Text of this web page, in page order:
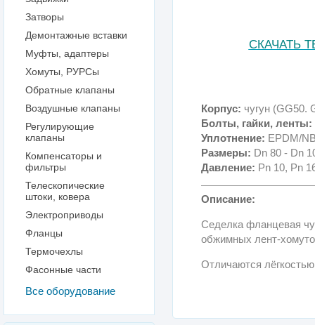
Затворы
Демонтажные вставки
Муфты, адаптеры
Хомуты, РУРСы
Обратные клапаны
Воздушные клапаны
Регулирующие
клапаны
Компенсаторы и
фильтры
Телескопические
штоки, ковера
Электроприводы
Фланцы
Термочехлы
Фасонные части
Все оборудование
СКАЧАТЬ
Корпус: чугун (GG50.
Болты, гайки, ленты:
Уплотнение: EPDM/
Размеры: Dn 80 - Dn
Давление: Pn 10, Pn
Описание:
Седелка фланцевая
обжимных лент-
Отличаются